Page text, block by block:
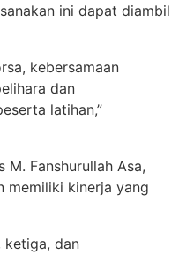
ini dapat diambil
kebersamaan
dan
latihan,”
M. Fanshurullah Asa,
memiliki kinerja yang
ketiga, dan